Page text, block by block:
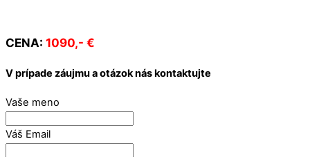
CENA: 1090,- €
V prípade záujmu a otázok nás kontaktujte
Vaše meno
Váš Email